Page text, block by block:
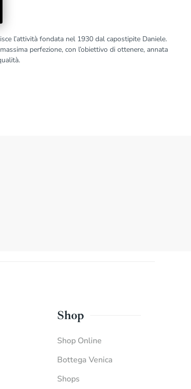
l’attività fondata nel 1930 dal capostipite Daniele.
perfezione, con l’obiettivo di ottenere, annata
Shop
Shop Online
Bottega Venica
Shops